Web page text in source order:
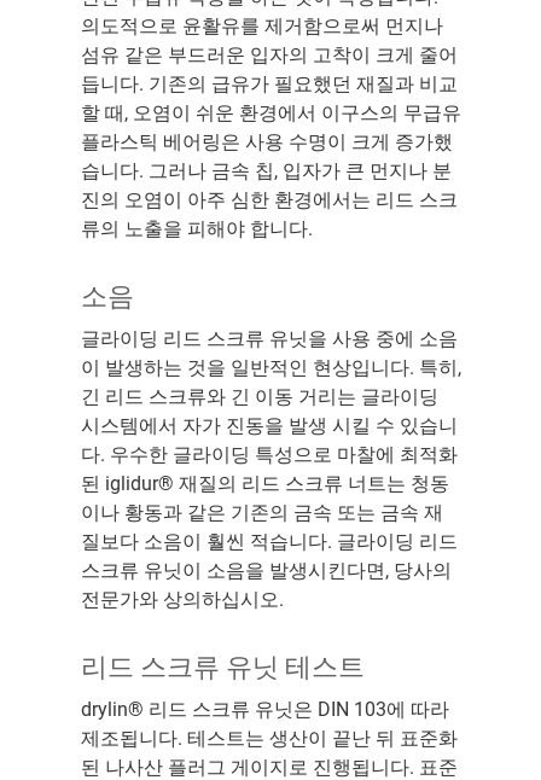
의도적으로 윤활유를 제거함으로써 먼지나
섬유 같은 부드러운 입자의 고착이 크게 줄어
듭니다. 기존의 급유가 필요했던 재질과 비교
할 때, 오염이 쉬운 환경에서 이구스의 무급유
플라스틱 베어링은 사용 수명이 크게 증가했
습니다. 그러나 금속 칩, 입자가 큰 먼지나 분
진의 오염이 아주 심한 환경에서는 리드 스크
류의 노출을 피해야 합니다.
소음
글라이딩 리드 스크류 유닛을 사용 중에 소음
이 발생하는 것을 일반적인 현상입니다. 특히,
긴 리드 스크류와 긴 이동 거리는 글라이딩
시스템에서 자가 진동을 발생 시킬 수 있습니
다. 우수한 글라이딩 특성으로 마찰에 최적화
된 iglidur® 재질의 리드 스크류 너트는 청동
이나 황동과 같은 기존의 금속 또는 금속 재
질보다 소음이 훨씬 적습니다. 글라이딩 리드
스크류 유닛이 소음을 발생시킨다면, 당사의
전문가와 상의하십시오.
리드 스크류 유닛 테스트
drylin® 리드 스크류 유닛은 DIN 103에 따라
제조됩니다. 테스트는 생산이 끝난 뒤 표준화
된 나사산 플러그 게이지로 진행됩니다. 표준